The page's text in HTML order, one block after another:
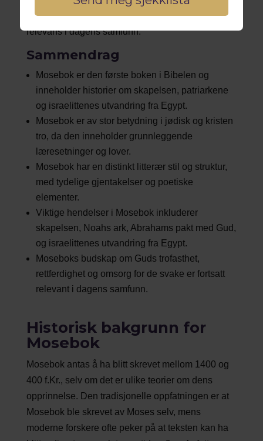
betydning, litterære stil, samt dens budskap og
relevans i dagens samfunn.
Sammendrag
Mosebok er den første boken i Bibelen og
inneholder historier om skapelsen, patriarkene
og israelittenes utvandring fra Egypt.
Mosebok er av stor betydning i jødisk og kristen
tro, da den inneholder grunnleggende
læresetninger og lover.
Mosebok har en distinkt litterær stil og struktur,
med tydelige gjentakelser og poetiske
elementer.
Viktige hendelser i Mosebok inkluderer
skapelsen, Noahs ark, Abrahams pakt med Gud,
og israelittenes utvandring fra Egypt.
Moseboks budskap om Guds trofasthet,
rettferdighet og omsorg for de svake er fortsatt
relevant i dagens samfunn.
Historisk bakgrunn for
Mosebok
Mosebok antas å ha blitt skrevet mellom 1400 og
400 f.Kr., selv om det er ulike teorier om dens
opprinnelse. Den tradisjonelle oppfatningen er at
Mosebok ble skrevet av Moses selv, mens
moderne forskere ofte peker på at teksten kan ha